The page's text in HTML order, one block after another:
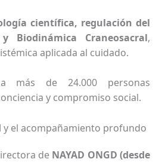
científica, regulación del
Biodinámica Craneosacral,
aplicada al cuidado.
más de 24.000 personas
y compromiso social.
y el acompañamiento profundo
de NAYAD ONGD (desde